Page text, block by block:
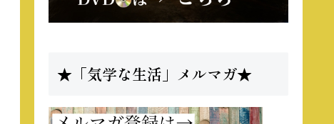
★「気学な生活」メルマガ★